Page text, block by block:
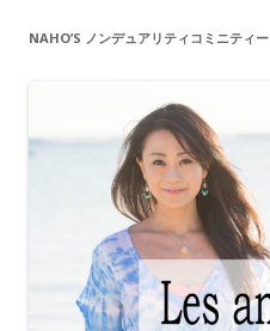
NAHO’S ノンデュアリティコミニティー